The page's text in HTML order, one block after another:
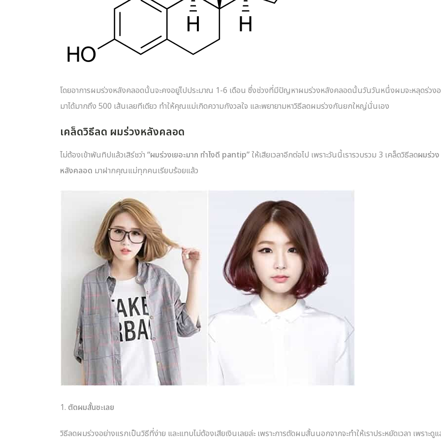
โดยอาการผมร่วงหลังคลอดนั้นจะคงอยู่ไปประมาณ 1-6 เดือน ซึ่งช่วงที่มีปัญหาผมร่วงหลังคลอดนั้นวันวันหนึ่งผมจะหลุดร่วง
มาได้มากถึง 500 เส้นเลยทีเดียว ทำให้คุณแม่เกิดความกังวลใจ และพยายามหาวิธีลดผมร่วงกันยกใหญ่นั่นเอง
เคล็ดวิธีลด ผมร่วงหลังคลอด
ไม่ต้องเข้าพันทิปแล้วเสิร์ชว่า “ผมร่วงเยอะมาก ทำไงดี pantip”ให้เสียเวลาอีกต่อไป เพราะวันนี้เรารวบรวม 3 เคล็ดวิธีลดผมร่วง
หลังคลอด มาฝากคุณแม่ทุกคนเรียบร้อยแล้ว
1. ตัดผมสั้นซะเลย
วิธีลดผมร่วงอย่างแรกเป็นวิธีที่ง่าย และแทบไม่ต้องเสียเงินเลยล่ะ เพราะการตัดผมสั้นนอกจากจะทำให้เราประหยัดเวลา เพราะดู